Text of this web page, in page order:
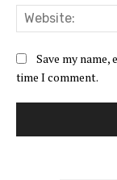
Save my
time I comment.